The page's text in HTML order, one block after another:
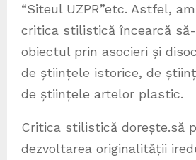
“Siteul UZPR”etc. Astfel,
critica stilistică încearcă
obiectul prin asocieri și
de științele istorice, de
de științele artelor plastic.
Critica stilistică dorește.să
dezvoltarea originalității